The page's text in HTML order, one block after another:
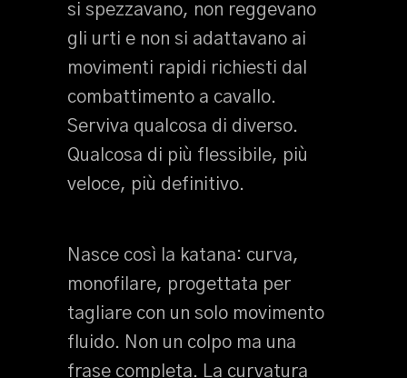
si spezzavano, non reggevano
gli urti e non si adattavano ai
movimenti rapidi richiesti dal
combattimento a cavallo.
Serviva qualcosa di diverso.
Qualcosa di più flessibile, più
veloce, più definitivo.
Nasce così la katana: curva,
monofilare, progettata per
tagliare con un solo movimento
fluido. Non un colpo ma una
frase completa. La curvatura